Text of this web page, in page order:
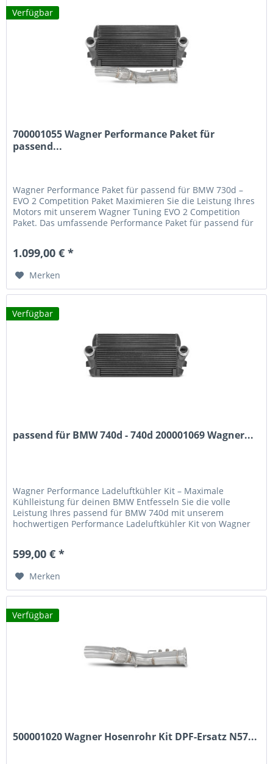
Verfügbar
700001055 Wagner Performance Paket für
passend...
Wagner Performance Paket für passend für BMW 730d –
EVO 2 Competition Paket Maximieren Sie die Leistung Ihres
Motors mit unserem Wagner Tuning EVO 2 Competition
Paket. Das umfassende Performance Paket für passend für
was Sie für spürbare Leistungssteigerungen benötigen....
1.099,00 € *
Merken
Verfügbar
passend für BMW 740d - 740d 200001069 Wagner...
Wagner Performance Ladeluftkühler Kit – Maximale
Kühlleistung für deinen BMW Entfesseln Sie die volle
Leistung Ihres passend für BMW 740d mit unserem
hochwertigen Performance Ladeluftkühler Kit von Wagner
Wagner Ladeluftkühlers 92% größere Anströmfläche
599,00 € *
Merken
Verfügbar
500001020 Wagner Hosenrohr Kit DPF-Ersatz N57...